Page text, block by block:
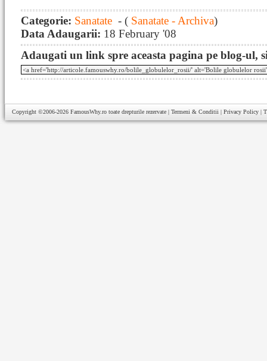
Categorie: Sanatate - ( Sanatate - Archiva)
Data Adaugarii: 18 February '08
Adaugati un link spre aceasta pagina pe blog-ul,
Copyright ©2006-2026 FamousWhy.ro toate drepturile rezervate | Termeni & Conditii | Privacy Policy |